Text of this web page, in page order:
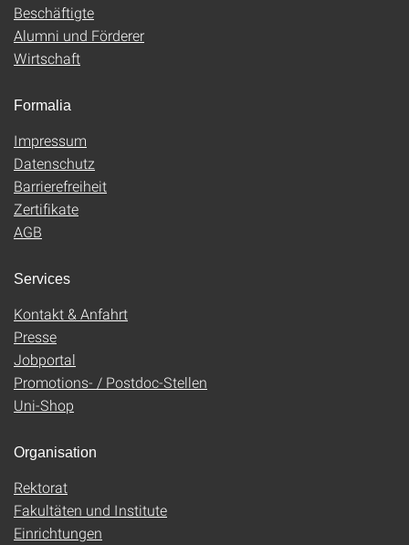
Beschäftigte
Alumni und Förderer
Wirtschaft
Formalia
Impressum
Datenschutz
Barrierefreiheit
Zertifikate
AGB
Services
Kontakt & Anfahrt
Presse
Jobportal
Promotions- / Postdoc-Stellen
Uni-Shop
Organisation
Rektorat
Fakultäten und Institute
Einrichtungen